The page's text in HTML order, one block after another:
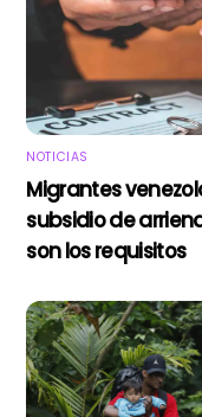
NOTICIAS
Migrantes
subsidio de
son los requisitos